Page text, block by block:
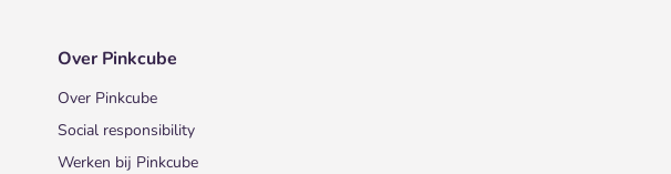
Over Pinkcube
Over Pinkcube
Social responsibility
Werken bij Pinkcube